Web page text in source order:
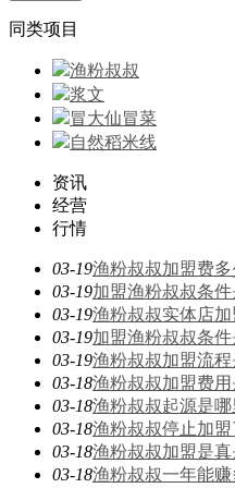
同类项目
渔粉叔叔
浆文
冒大仙冒菜
自然稻米线
资讯
经营
行情
03-19渔粉叔叔加盟费
03-19加盟渔粉叔叔条
03-19渔粉叔叔实体店
03-19加盟渔粉叔叔条
03-19渔粉叔叔加盟流
03-18渔粉叔叔加盟费
03-18渔粉叔叔起源是
03-18渔粉叔叔停止加
03-18渔粉叔叔加盟是真
03-18渔粉叔叔一年能